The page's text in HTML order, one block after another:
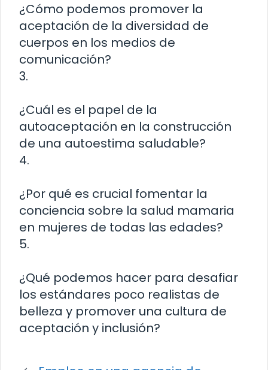
¿Cómo podemos promover la
aceptación de la diversidad de
cuerpos en los medios de
comunicación?
3.
¿Cuál es el papel de la
autoaceptación en la construcción
de una autoestima saludable?
4.
¿Por qué es crucial fomentar la
conciencia sobre la salud mamaria
en mujeres de todas las edades?
5.
¿Qué podemos hacer para desafiar
los estándares poco realistas de
belleza y promover una cultura de
aceptación y inclusión?